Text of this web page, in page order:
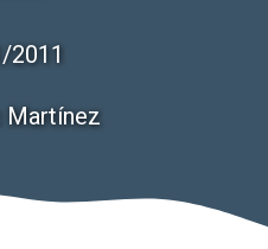
2011
Martínez